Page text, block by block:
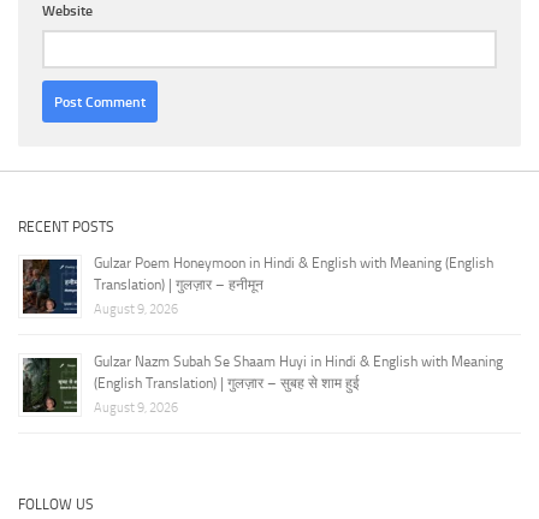
Website
RECENT POSTS
Gulzar Poem Honeymoon in Hindi & English with Meaning (English
Translation) | गुलज़ार – हनीमून
August 9, 2026
Gulzar Nazm Subah Se Shaam Huyi in Hindi & English with Meaning
(English Translation) | गुलज़ार – सुबह से शाम हुई
August 9, 2026
FOLLOW US